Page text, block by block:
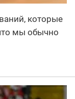
которые
мы обычно